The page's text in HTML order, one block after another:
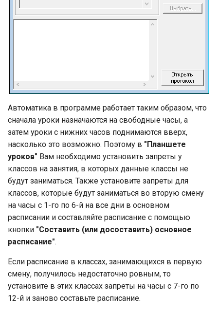
Автоматика в программе работает таким образом, что
сначала уроки назначаются на свободные часы, а
затем уроки с нижних часов поднимаются вверх,
насколько это возможно. Поэтому в "Планшете
уроков" Вам необходимо установить запреты у
классов на занятия, в которых данные классы не
будут заниматься. Также установите запреты для
классов, которые будут заниматься во вторую смену
на часы с 1-го по 6-й на все дни в основном
расписании и составляйте расписание с помощью
кнопки "Составить (или досоставить) основное
расписание".
Если расписание в классах, занимающихся в первую
смену, получилось недостаточно ровным, то
установите в этих классах запреты на часы с 7-го по
12-й и заново составьте расписание.